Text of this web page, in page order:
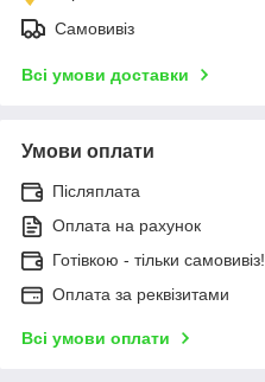
Самовивіз
Всі умови доставки
Умови оплати
Післяплата
Оплата на рахунок
Готівкою - тільки самовивіз!
Оплата за реквізитами
Всі умови оплати